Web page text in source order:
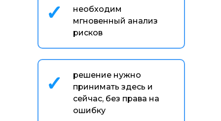
необходим
мгновенный анализ
рисков
✓
решение нужно
принимать здесь и
сейчас, без права на
ошибку
✓